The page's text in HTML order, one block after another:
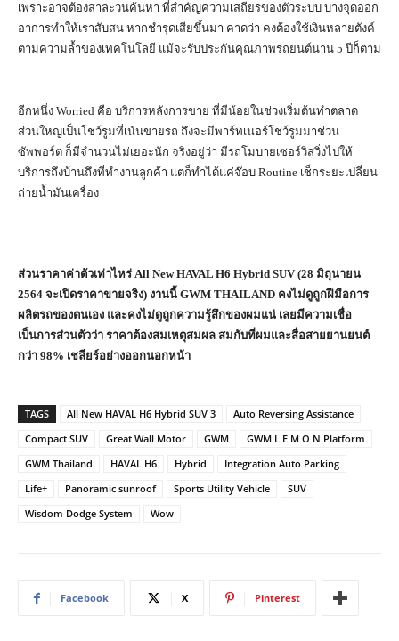
เพราะอาจต้องสาละวนค้นหา ที่สำคัญความเสถียรของตัวระบบ บางจุดออก
อาการทำให้เราสับสน หากชำรุดเสียขึ้นมา คาดว่า คงต้องใช้เงินหลายตังค์
ตามความล้ำของเทคโนโลยี แม้จะรับประกันคุณภาพรถยนต์นาน 5 ปีก็ตาม
อีกหนึ่ง Worried คือ บริการหลังการขาย ที่มีน้อยในช่วงเริ่มต้นทำตลาด
ส่วนใหญ่เป็นโชว์รูมที่เน้นขายรถ ถึงจะมีพาร์ทเนอร์โชว์รูมมาช่วน
ซัพพอร์ต ก็มีจำนวนไม่เยอะนัก จริงอยู่ว่า มีรถโมบายเซอร์วิสวิ่งไปให้
บริการถึงบ้านถึงที่ทำงานลูกค้า แต่ก็ทำได้แค่จ๊อบ Routine เช็กระยะเปลี่ยน
ถ่ายน้ำมันเครื่อง
ส่วนราคาค่าตัวเท่าไหร่ All New HAVAL H6 Hybrid SUV (28 มิถุนายน
2564 จะเปิดราคาขายจริง) งานนี้ GWM THAILAND คงไม่ดูถูกฝีมือการ
ผลิตรถของตนเอง และคงไม่ดูถูกความรู้สึกของผมแน่ เลยมีความเชื่อ
เป็นการส่วนตัวว่า ราคาต้องสมเหตุสมผล สมกับที่ผมและสื่อสายยานยนต์
กว่า 98% เชลียร์อย่างออกนอกหน้า
TAGS All New HAVAL H6 Hybrid SUV 3
Auto Reversing Assistance
Compact SUV
Great Wall Motor GWM
GWM L E M O N Platform
GWM Thailand
HAVAL H6 Hybrid
Integration Auto Parking
Life+
Panoramic sunroof Sports Utility Vehicle
SUV
Wisdom Dodge System
Wow
Facebook X Pinterest